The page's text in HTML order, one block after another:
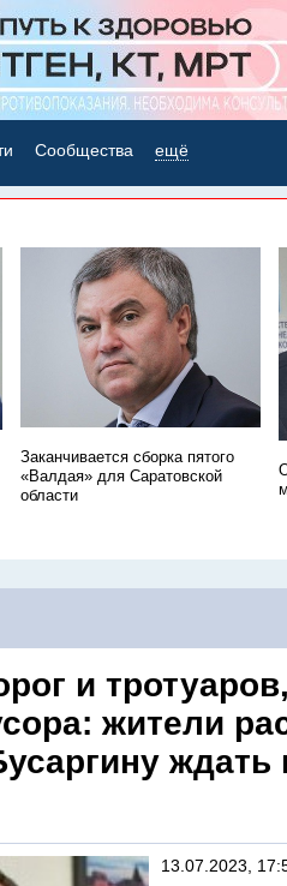
Сообщества ещё
Заканчивается сборка пятого
«Валдая» для Саратовской
области
и
жители
13.07.2023,